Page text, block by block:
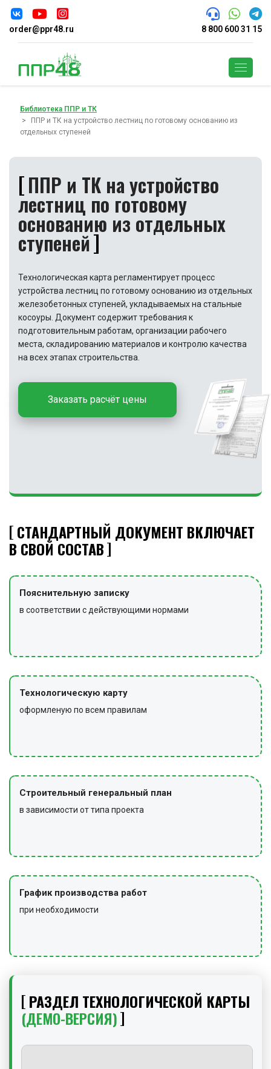
order@ppr48.ru 8 800 600 31 15
Библиотека ППР и ТК
ППР и ТК на устройство лестниц по готовому основанию из
отдельных ступеней
ППР и ТК на устройство
лестниц по готовому
основанию из отдельных
ступеней
Технологическая карта регламентирует процесс
устройства лестниц по готовому основанию из отдельных
железобетонных ступеней, укладываемых на стальные
косоуры. Документ содержит требования к
подготовительным работам, организации рабочего
места, складированию материалов и контролю качества
на всех этапах строительства.
Заказать расчёт цены
СТАНДАРТНЫЙ ДОКУМЕНТ ВКЛЮЧАЕТ
В СВОЙ СОСТАВ
Пояснительную записку
в соответствии с действующими нормами
Технологическую карту
оформленую по всем правилам
Строительный генеральный план
в зависимости от типа проекта
График производства работ
при необходимости
РАЗДЕЛ ТЕХНОЛОГИЧЕСКОЙ КАРТЫ
(ДЕМО-ВЕРСИЯ)